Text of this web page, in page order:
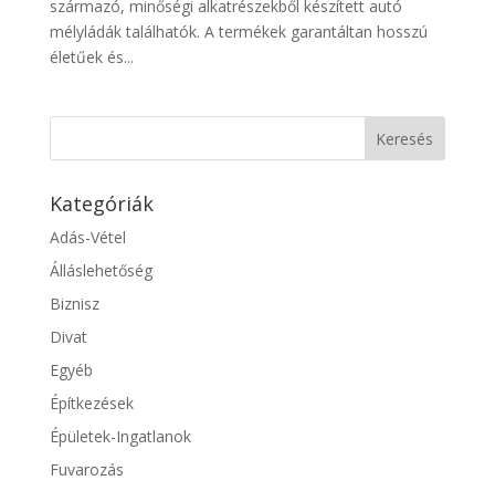
származó, minőségi alkatrészekből készített autó
mélyládák találhatók. A termékek garantáltan hosszú
életűek és...
Kategóriák
Adás-Vétel
Álláslehetőség
Biznisz
Divat
Egyéb
Építkezések
Épületek-Ingatlanok
Fuvarozás